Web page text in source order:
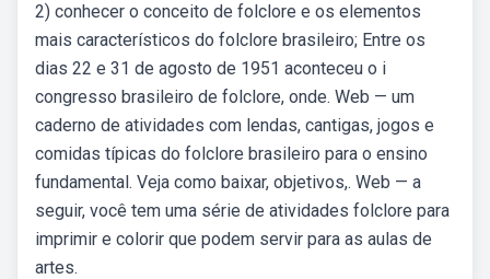
2) conhecer o conceito de folclore e os elementos
mais característicos do folclore brasileiro; Entre os
dias 22 e 31 de agosto de 1951 aconteceu o i
congresso brasileiro de folclore, onde. Web — um
caderno de atividades com lendas, cantigas, jogos e
comidas típicas do folclore brasileiro para o ensino
fundamental. Veja como baixar, objetivos,. Web — a
seguir, você tem uma série de atividades folclore para
imprimir e colorir que podem servir para as aulas de
artes.